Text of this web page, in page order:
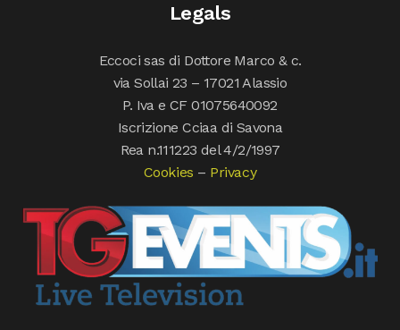
Legals
Eccoci sas di Dottore Marco & c.
via Sollai 23 – 17021 Alassio
P. Iva e CF 01075640092
Iscrizione Cciaa di Savona
Rea n.111223 del 4/2/1997
Cookies – Privacy